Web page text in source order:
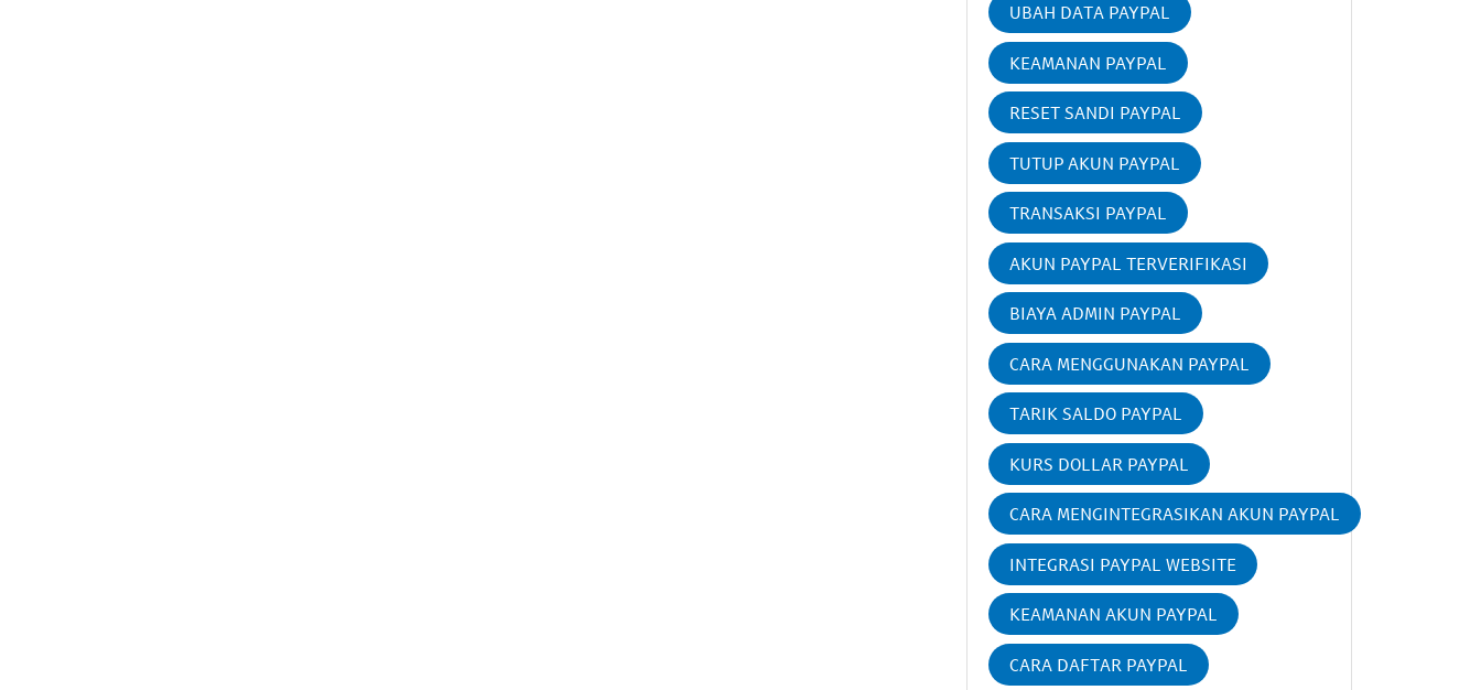
UBAH DATA PAYPAL
KEAMANAN PAYPAL
RESET SANDI PAYPAL
TUTUP AKUN PAYPAL
TRANSAKSI PAYPAL
AKUN PAYPAL TERVERIFIKASI
BIAYA ADMIN PAYPAL
CARA MENGGUNAKAN PAYPAL
TARIK SALDO PAYPAL
KURS DOLLAR PAYPAL
CARA MENGINTEGRASIKAN AKUN PAYPAL
INTEGRASI PAYPAL WEBSITE
KEAMANAN AKUN PAYPAL
CARA DAFTAR PAYPAL